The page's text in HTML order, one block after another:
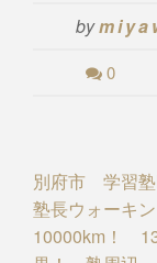
by
0
Post
navigation
別府市 学習
塾長ウォーキ
10000km！